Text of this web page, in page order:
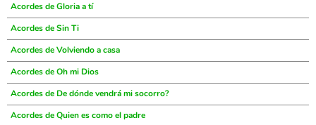
Acordes de Gloria a tí
Acordes de Sin Ti
Acordes de Volviendo a casa
Acordes de Oh mi Dios
Acordes de De dónde vendrá mi socorro?
Acordes de Quien es como el padre